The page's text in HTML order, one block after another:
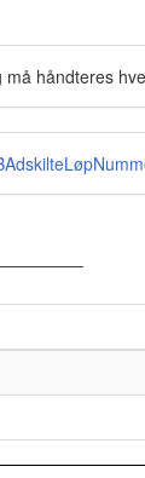
håndteres